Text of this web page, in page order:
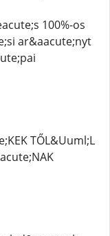
100%-os
ar&aacute;nyt
TŐL&Uuml;L